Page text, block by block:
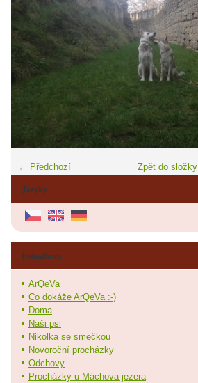
← Předchozí Zpět do složky
Jazyky
Fotoalbum
ArQeVa
Co dokáže ArQeVa :-)
Doma
Naši psi
Nikolka se smečkou
Novoroční procházky
Odchovy
Procházky u Máchova jezera